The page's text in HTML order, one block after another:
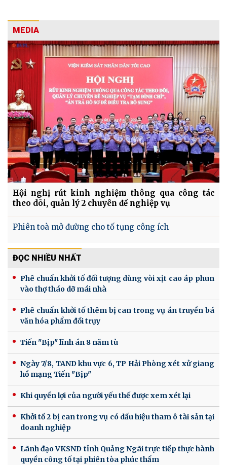
MEDIA
Hội nghị rút kinh nghiệm thông qua công tác
theo dõi, quản lý 2 chuyên đề nghiệp vụ
Phiên toà mở đường cho tố tụng công ích
ĐỌC NHIỀU NHẤT
Phê chuẩn khởi tố đối tượng dùng vòi xịt cao áp phun
vào thợ tháo dỡ mái nhà
Phê chuẩn khởi tố thêm bị can trong vụ án truyền bá
văn hóa phẩm đồi trụy
Tiến "Bịp" lĩnh án 8 năm tù
Ngày 7/8, TAND khu vực 6, TP Hải Phòng xét xử giang
hồ mạng Tiến "Bịp"
Khi quyền lợi của người yếu thế được xem xét lại
Khởi tố 2 bị can trong vụ có dấu hiệu tham ô tài sản tại
doanh nghiệp
Lãnh đạo VKSND tỉnh Quảng Ngãi trực tiếp thực hành
quyền công tố tại phiên tòa phúc thẩm